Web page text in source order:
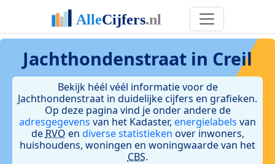
Jachthondenstraat in Creil
Bekijk héél véél informatie voor de
Jachthondenstraat in duidelijke cijfers en grafieken.
Op deze pagina vind je onder andere de
adresgegevens van het Kadaster, energielabels van
de RVO en diverse statistieken over inwoners,
huishoudens, woningen en woningwaarde van het
CBS.